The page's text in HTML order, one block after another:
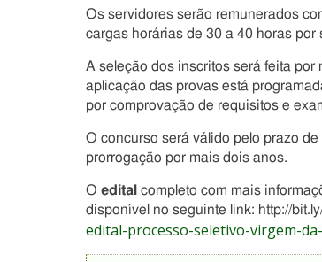
Os servidores serão remunerados
cargas horárias de 30 a 40 horas por
A seleção dos inscritos será feita
aplicação das provas está
por comprovação de requisitos e
O concurso será válido pelo prazo
prorrogação por mais dois anos.
O edital completo com mais
disponível no seguinte link: http://
edital-processo-seletivo-virgem-